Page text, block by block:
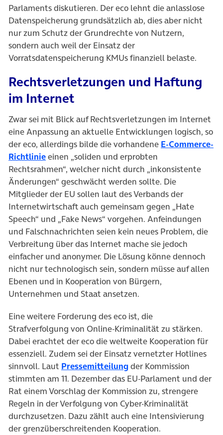
Parlaments diskutieren. Der eco lehnt die anlasslose
Datenspeicherung grundsätzlich ab, dies aber nicht
nur zum Schutz der Grundrechte von Nutzern,
sondern auch weil der Einsatz der
Vorratsdatenspeicherung KMUs finanziell belaste.
Rechtsverletzungen und Haftung
im Internet
Zwar sei mit Blick auf Rechtsverletzungen im Internet
eine Anpassung an aktuelle Entwicklungen logisch, so
der eco, allerdings bilde die vorhandene E-Commerce-
Richtlinie(öffnet in neuem Tab)
einen „soliden und erprobten
Rechtsrahmen“, welcher nicht durch „inkonsistente
Änderungen“ geschwächt werden sollte. Die
Mitglieder der EU sollen laut des Verbands der
Internetwirtschaft auch gemeinsam gegen „Hate
Speech“ und „Fake News“ vorgehen. Anfeindungen
und Falschnachrichten seien kein neues Problem, die
Verbreitung über das Internet mache sie jedoch
einfacher und anonymer. Die Lösung könne dennoch
nicht nur technologisch sein, sondern müsse auf allen
Ebenen und in Kooperation von Bürgern,
Unternehmen und Staat ansetzen.
Eine weitere Forderung des eco ist, die
Strafverfolgung von Online-Kriminalität zu stärken.
Dabei erachtet der eco die weltweite Kooperation für
essenziell. Zudem sei der Einsatz vernetzter Hotlines
sinnvoll. Laut Pressemitteilung(öffnet in neuem Tab)
der Kommission
stimmten am 11. Dezember das EU-Parlament und der
Rat einem Vorschlag der Kommission zu, strengere
Regeln in der Verfolgung von Cyber-Kriminalität
durchzusetzen. Dazu zählt auch eine Intensivierung
der grenzüberschreitenden Kooperation.